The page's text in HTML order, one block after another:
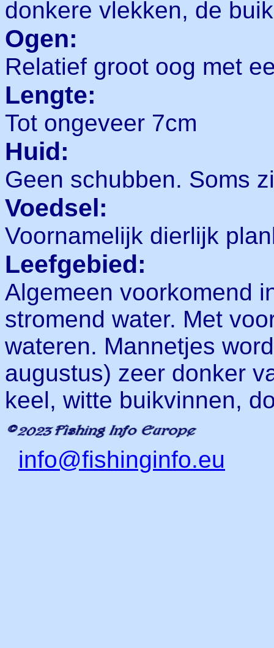
donkere vlekken, de
Ogen:
Relatief groot oog met
Lengte:
Tot ongeveer 7cm
Huid:
Geen schubben. Soms
Voedsel:
Voornamelijk dierlijk
Leefgebied:
Algemeen voorkomend
stromend water. Met
wateren. Mannetjes
augustus) zeer donker
keel, witte buikvinnen,
info@fishinginfo.eu